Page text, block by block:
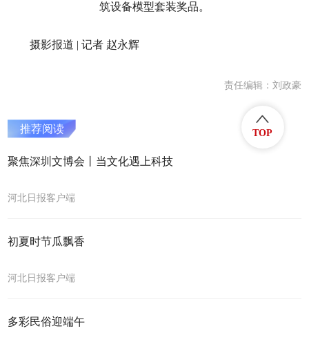
筑设备模型套装奖品。
摄影报道 | 记者 赵永辉
责任编辑：刘政豪
推荐阅读
聚焦深圳文博会丨当文化遇上科技
河北日报客户端
初夏时节瓜飘香
河北日报客户端
多彩民俗迎端午
TOP